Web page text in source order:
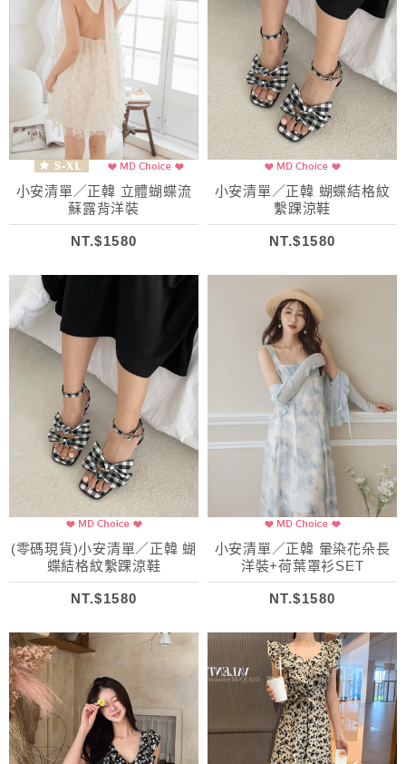
小安清單／正韓 立體蝴蝶流
蘇露背洋裝
NT.$1580
小安清單／正韓 蝴蝶結格紋
繫踝涼鞋
NT.$1580
(零碼現貨)小安清單／正韓 蝴
蝶結格紋繫踝涼鞋
NT.$1580
小安清單／正韓 暈染花朵長
洋裝+荷葉罩衫SET
NT.$1580